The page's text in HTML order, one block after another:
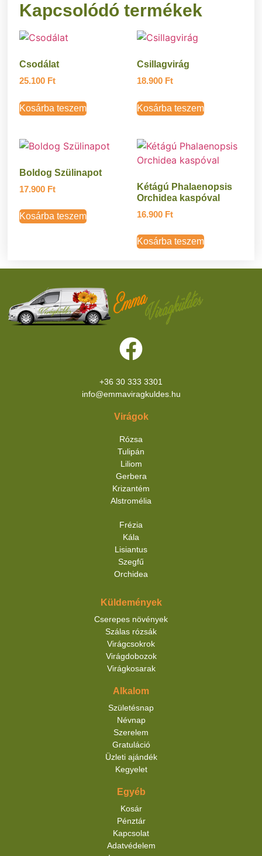
Kapcsolódó termékek
Csodálat
25.100 Ft
Kosárba teszem
Csillagvirág
18.900 Ft
Kosárba teszem
Boldog Szülinapot
17.900 Ft
Kosárba teszem
Kétágú Phalaenopsis
Orchidea kaspóval
16.900 Ft
Kosárba teszem
+36 30 333 3301
info@emmaviragkuldes.hu
Virágok
Rózsa
Tulipán
Liliom
Gerbera
Krizantém
Alstromélia
Frézia
Kála
Lisiantus
Szegfű
Orchidea
Küldemények
Cserepes növények
Szálas rózsák
Virágcsokrok
Virágdobozok
Virágkosarak
Alkalom
Születésnap
Névnap
Szerelem
Gratuláció
Üzleti ajándék
Kegyelet
Egyéb
Kosár
Pénztár
Kapcsolat
Adatvédelem